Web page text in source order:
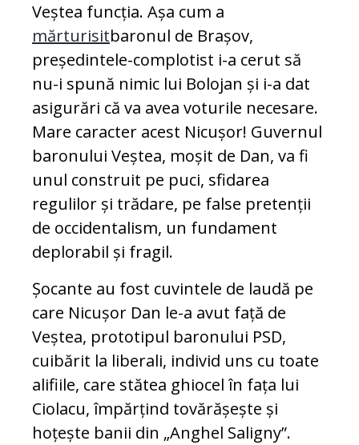
Veștea funcția. Așa cum a
mărturisitbaronul de Brașov,
președintele-complotist i-a cerut să
nu-i spună nimic lui Bolojan și i-a dat
asigurări că va avea voturile necesare.
Mare caracter acest Nicușor! Guvernul
baronului Veștea, moșit de Dan, va fi
unul construit pe puci, sfidarea
regulilor și trădare, pe false pretenții
de occidentalism, un fundament
deplorabil și fragil.
Șocante au fost cuvintele de laudă pe
care Nicușor Dan le-a avut față de
Veștea, prototipul baronului PSD,
cuibărit la liberali, individ uns cu toate
alifiile, care stătea ghiocel în fața lui
Ciolacu, împărțind tovărășește și
hoțește banii din „Anghel Saligny”.